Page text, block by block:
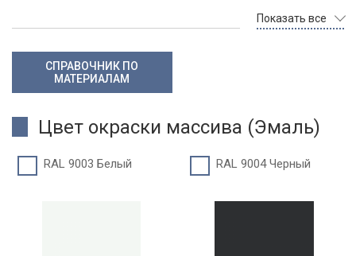
Показать все
СПРАВОЧНИК ПО
МАТЕРИАЛАМ
Цвет окраски массива (Эмаль)
RAL 9003 Белый RAL 9004 Черный